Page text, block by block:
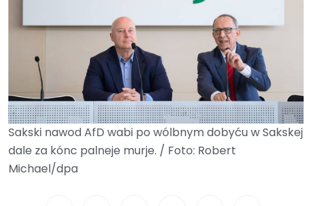
Sakski nawod AfD wabi po wólbnym dobyću w Sakskej
dale za kónc palneje murje. / Foto: Robert
Michael/dpa